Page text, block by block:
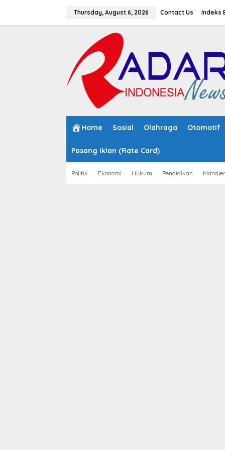
Thursday, August 6, 2026 Contact Us Indeks
Home Sosial Olahraga Otomotif
Pasang Iklan (Rate Card)
Politik Ekonomi Hukum Pendidikan